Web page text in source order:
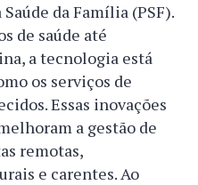
da Família (PSF).
de saúde até
a tecnologia está
os serviços de
Essas inovações
a gestão de
remotas,
e carentes. Ao